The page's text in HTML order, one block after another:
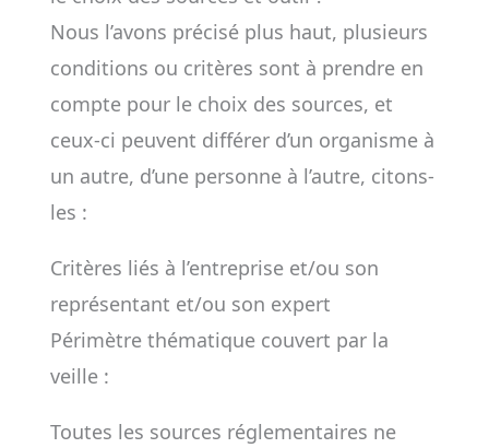
Nous l’avons précisé plus haut, plusieurs
conditions ou critères sont à prendre en
compte pour le choix des sources, et
ceux-ci peuvent différer d’un organisme à
un autre, d’une personne à l’autre, citons-
les :
Critères liés à l’entreprise et/ou son
représentant et/ou son expert
Périmètre thématique couvert par la
veille :
Toutes les sources réglementaires ne